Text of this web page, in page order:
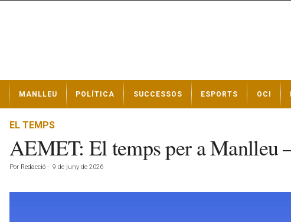
t
MANLLEU POLÍTICA SUCCESSOS ESPORTS OCI
EL TEMPS
AEMET: El temps per a Manlleu
Por Redacció - 9 de juny de 2026